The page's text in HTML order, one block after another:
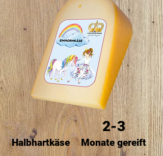
2-3
Halbhartkäse Monate gereift